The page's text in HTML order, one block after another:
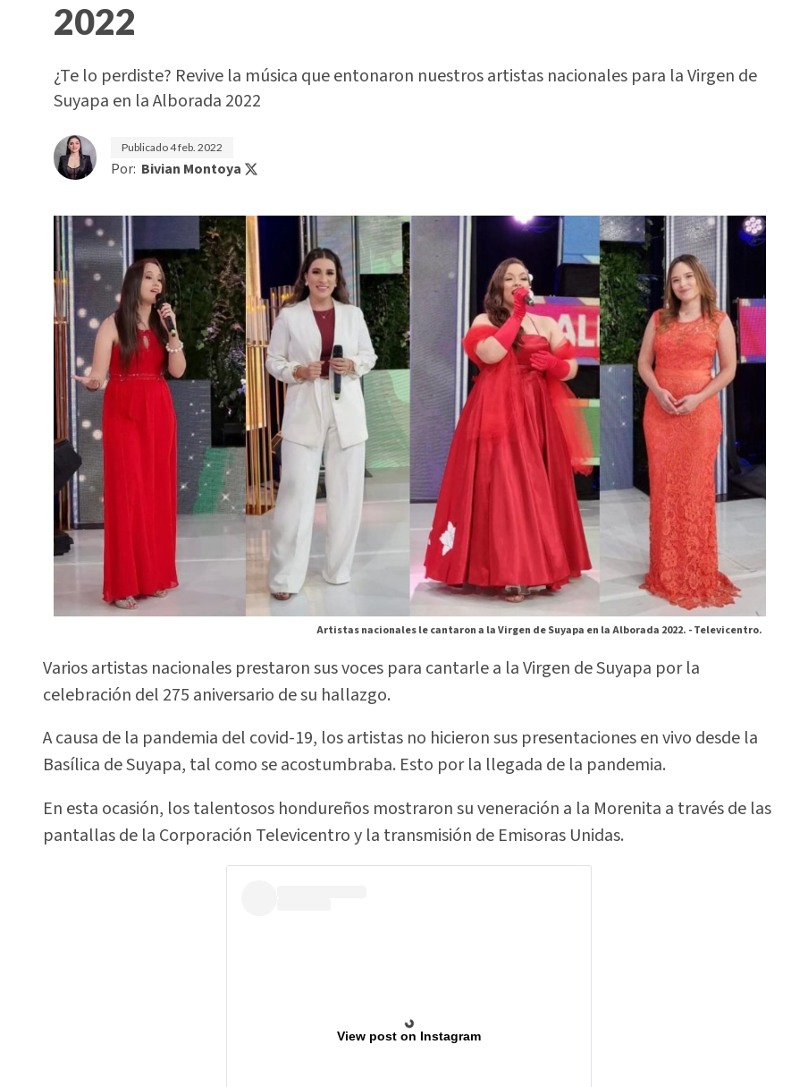
2022
¿Te lo perdiste? Revive la música que entonaron nuestros artistas nacionales para la Virgen de
Suyapa en la Alborada 2022
Publicado4 feb. 2022
Por: Bivian Montoya
Artistas nacionales le cantaron a la Virgen de Suyapa en la Alborada 2022. -Televicentro.
Varios artistas nacionales prestaron sus voces para cantarle a la Virgen de Suyapa por la
celebración del 275 aniversario de su hallazgo.
A causa de la pandemia del covid-19, los artistas no hicieron sus presentaciones en vivo desde la
Basílica de Suyapa, tal como se acostumbraba. Esto por la llegada de la pandemia.
En esta ocasión, los talentosos hondureños mostraron su veneración a la Morenita a través de las
pantallas de la Corporación Televicentro y la transmisión de Emisoras Unidas.
View post on Instagram